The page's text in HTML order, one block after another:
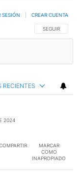
SIGA ESTA
SEGUIR
SESIÓN CREAR CUENTA
RECIENTES
2024
MARCAR
COMO
INAPROPIADO